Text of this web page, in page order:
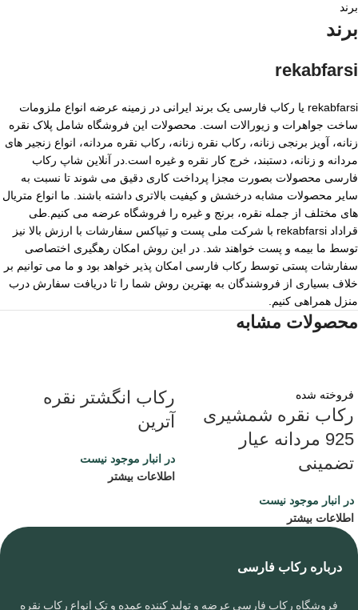
برند
برند
rekabfarsi
rekabfarsi یا رکاب فارسی یک برند ایرانی در زمینه عرضه انواع ملزومات
ساخت جواهرات و زیورالات است. محصولات این فروشگاه شامل پلاک نقره
زنانه، آویز برنجی زنانه، رکاب نقره زنانه، رکاب نقره مردانه، انواع زنجیر های
مردانه و زنانه، دستبند، خرج کار نقره و غیره است.در آنلاین شاپ رکاب
فارسی محصولات بصورت مجزا پرداخت کاری دقیق می شوند تا نسبت به
سایر محصولات مشابه درخشش و کیفیت بالاتری داشته باشند. ما انواع متریال
های مختلف از جمله نقره، برنج و غیره را فروشگاه عرضه می کنیم.طی
قراداد rekabfarsi با شرکت ملی پست و تیپاکس سفارشات با ارزش بالا نیز
توسط ما بیمه و پست خواهند شد. در این روش امکان رهگیری اختصاصی
سفارشات پستی توسط رکاب فارسی امکان پذیر خواهد بود و ما می توانیم بر
خلاف بسیاری از فروشندگان به بهترین روش شما را تا دریافت سفارش درب
منزل همراهی کنیم.
محصولات مشابه
فروخته شده
رکاب نقره شمشیری
925 مردانه عیار
تضمینی
در انبار موجود نیست
اطلاعات بیشتر
رکاب انگشتر نقره
آترین
در انبار موجود نیست
اطلاعات بیشتر
درباره رکاب فارسی
فروشگاه رکاب فارسی عرضه و تولید کننده عمده و تک انواع رکاب نقره